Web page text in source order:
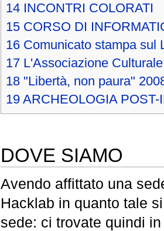
14 INCONTRI COLORATI
15 CORSO DI
16 Comunicato stampa sul
17 L'Associazione
18 "Libertà, non paura"
19 ARCHEOLOGIA
DOVE SIAMO
Avendo affittato una
Hacklab in quanto tale
sede: ci trovate quindi